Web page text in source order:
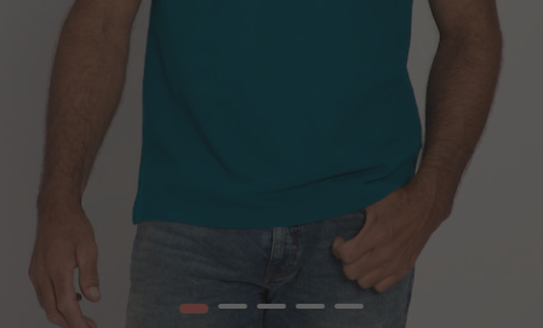
1 2 3 4 5